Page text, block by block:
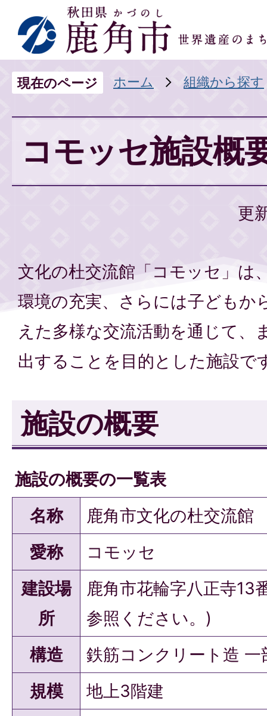
現在のページ ホーム 組織から探す
コモッセ施設概
更
文化の杜交流館「コモッセ」は
環境の充実、さらには子どもか
えた多様な交流活動を通じて、
出することを目的とした施設で
施設の概要
施設の概要の一覧表
名称
鹿角市文化の杜交流館
愛称
コモッセ
建設場
所
鹿角市花輪字八正寺13
参照ください。)
構造
鉄筋コンクリート造 一
規模
地上3階建